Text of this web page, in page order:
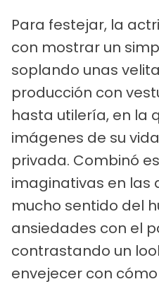
Para festejar, la
con mostrar un
soplando unas
producción con
hasta utilería, en la
imágenes de su
privada. Combinó
imaginativas en las
mucho sentido del
ansiedades con el
contrastando un
envejecer con